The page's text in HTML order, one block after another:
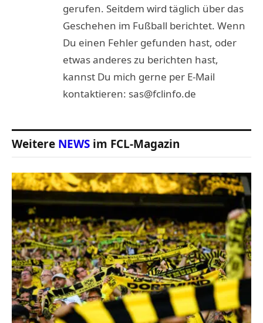
gerufen. Seitdem wird täglich über das
Geschehen im Fußball berichtet. Wenn
Du einen Fehler gefunden hast, oder
etwas anderes zu berichten hast,
kannst Du mich gerne per E-Mail
kontaktieren: sas@fclinfo.de
Weitere NEWS im FCL-Magazin